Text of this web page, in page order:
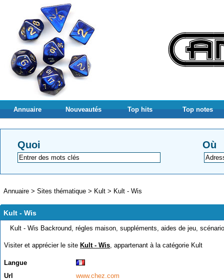
Annuaire Nouveautés Top hits Top notes
Quoi Où
Annuaire > Sites thématique > Kult > Kult - Wis
Kult - Wis
Kult - Wis Backround, régles maison, suppléments, aides de jeu,
Visiter et apprécier le site Kult - Wis, appartenant à la catégorie Kult
Langue
Url
www.chez.com